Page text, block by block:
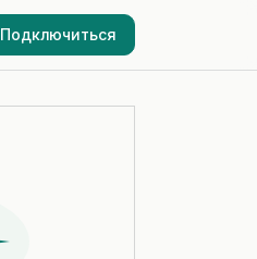
Подключиться